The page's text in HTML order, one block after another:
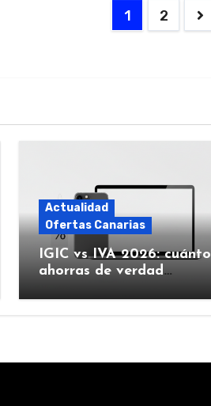
Posts
1 2
Actualidad
Ofertas Canarias
IGIC vs IVA 2026: cuánto
ahorras de verdad
Canarias